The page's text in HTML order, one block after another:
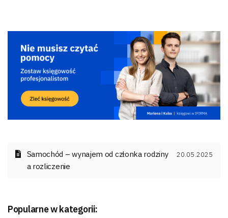
Samochód – wynajem od członka rodziny
a rozliczenie
20.05.2025
Popularne w kategorii: